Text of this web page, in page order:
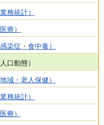
務統計）
療）
染症・食中毒）
口動態）
域・老人保健）
務統計）
療）